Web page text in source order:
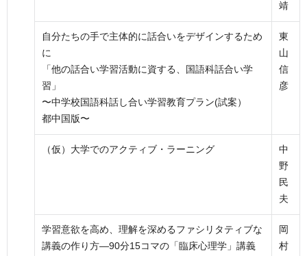
靖
自分たちの手で主体的に話合いをデザインするため
に
「他の話合い学習活動に資する、国語科話合い学
習」
〜中学校国語科話し合い学習教育プラン(試案）
都中国版〜
東
山
信
彦
（仮）大学でのアクティブ・ラーニング
中
野
民
夫
学習意欲を高め、理解を深めるファシリタティブな
講義の作り方―90分15コマの「臨床心理学」講義
岡
村